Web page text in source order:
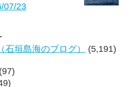
07/23
石垣島海のブログ）
(5,191)
(97)